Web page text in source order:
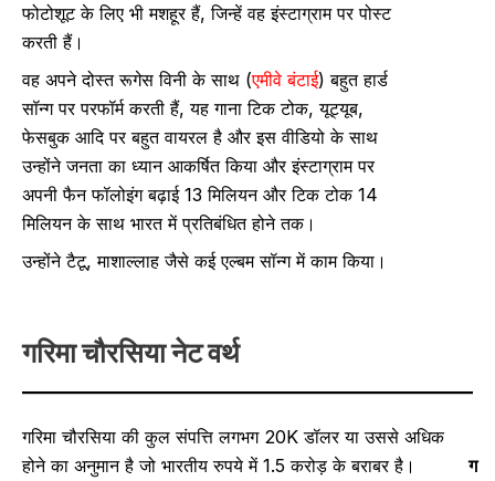
फोटोशूट के लिए भी मशहूर हैं, जिन्हें वह इंस्टाग्राम पर पोस्ट
करती हैं।
वह अपने दोस्त रूगेस विनी के साथ (एमीवे बंटाई) बहुत हार्ड
सॉन्ग पर परफॉर्म करती हैं, यह गाना टिक टोक, यूट्यूब,
फेसबुक आदि पर बहुत वायरल है और इस वीडियो के साथ
उन्होंने जनता का ध्यान आकर्षित किया और इंस्टाग्राम पर
अपनी फैन फॉलोइंग बढ़ाई 13 मिलियन और टिक टोक 14
मिलियन के साथ भारत में प्रतिबंधित होने तक।
उन्होंने टैटू, माशाल्लाह जैसे कई एल्बम सॉन्ग में काम किया।
गरिमा चौरसिया नेट वर्थ
गरिमा चौरसिया की कुल संपत्ति लगभग 20K डॉलर या उससे अधिक
होने का अनुमान है जो भारतीय रुपये में 1.5 करोड़ के बराबर है।
ग